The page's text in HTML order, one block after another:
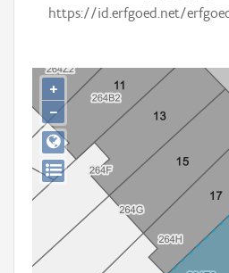
Gebeurtenis
Persoon of collectief
Downloads
Hergebruik
Aanmelden
https://id.erfgoed.net/
+
−